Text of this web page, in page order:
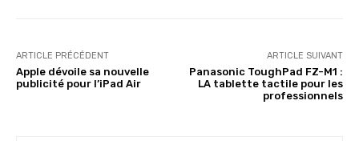
ARTICLE PRÉCÉDENT
Apple dévoile sa nouvelle
publicité pour l’iPad Air
ARTICLE SUIVANT
Panasonic ToughPad FZ-M1 :
LA tablette tactile pour les
professionnels